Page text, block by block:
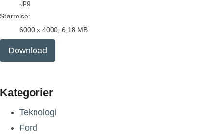
.jpg
Størrelse:
6000 x 4000, 6,18 MB
Download
Kategorier
Teknologi
Ford